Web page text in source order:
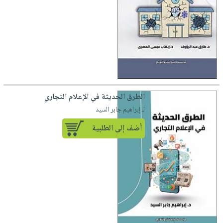
الطرق الحديثة في الإعلام التجاري
لـ إبراهيم جابر السيد
أضف إلى الطلبية